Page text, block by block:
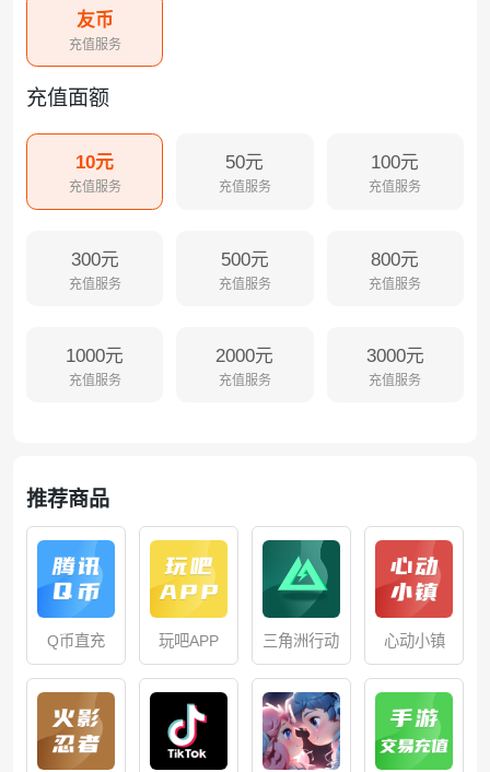
友币
充值服务
充值面额
10元
充值服务
50元
充值服务
100元
充值服务
300元
充值服务
500元
充值服务
800元
充值服务
1000元
充值服务
2000元
充值服务
3000元
充值服务
推荐商品
Q币直充 玩吧APP 三角洲行动 心动小镇